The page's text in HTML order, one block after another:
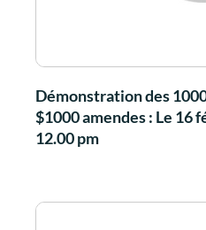
Démonstration des
$1000 amendes : Le 16
12.00 pm